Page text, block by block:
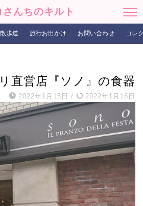
さんちのキルト
散歩道 旅行お出かけ お問い合わせ コレ
直営店『ソノ』の食器
2022年1月15日 / 2022年1月16日